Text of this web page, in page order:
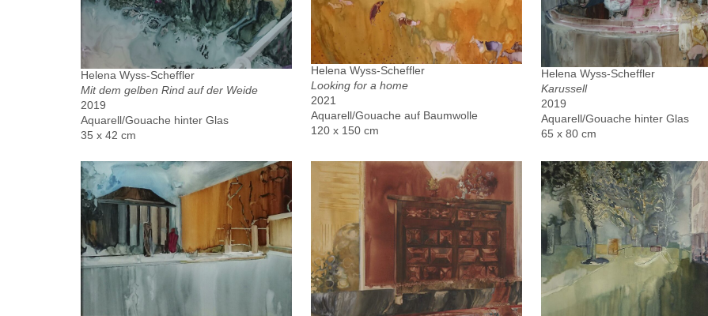
Helena Wyss-Scheffler
Mit dem gelben Rind auf der Weide
2019
Aquarell/Gouache hinter Glas
35 x 42 cm
Helena Wyss-Scheffler
Looking for a home
2021
Aquarell/Gouache auf Baumwolle
120 x 150 cm
Helena Wyss-Scheffler
Karussell
2019
Aquarell/Gouache hinter Glas
65 x 80 cm